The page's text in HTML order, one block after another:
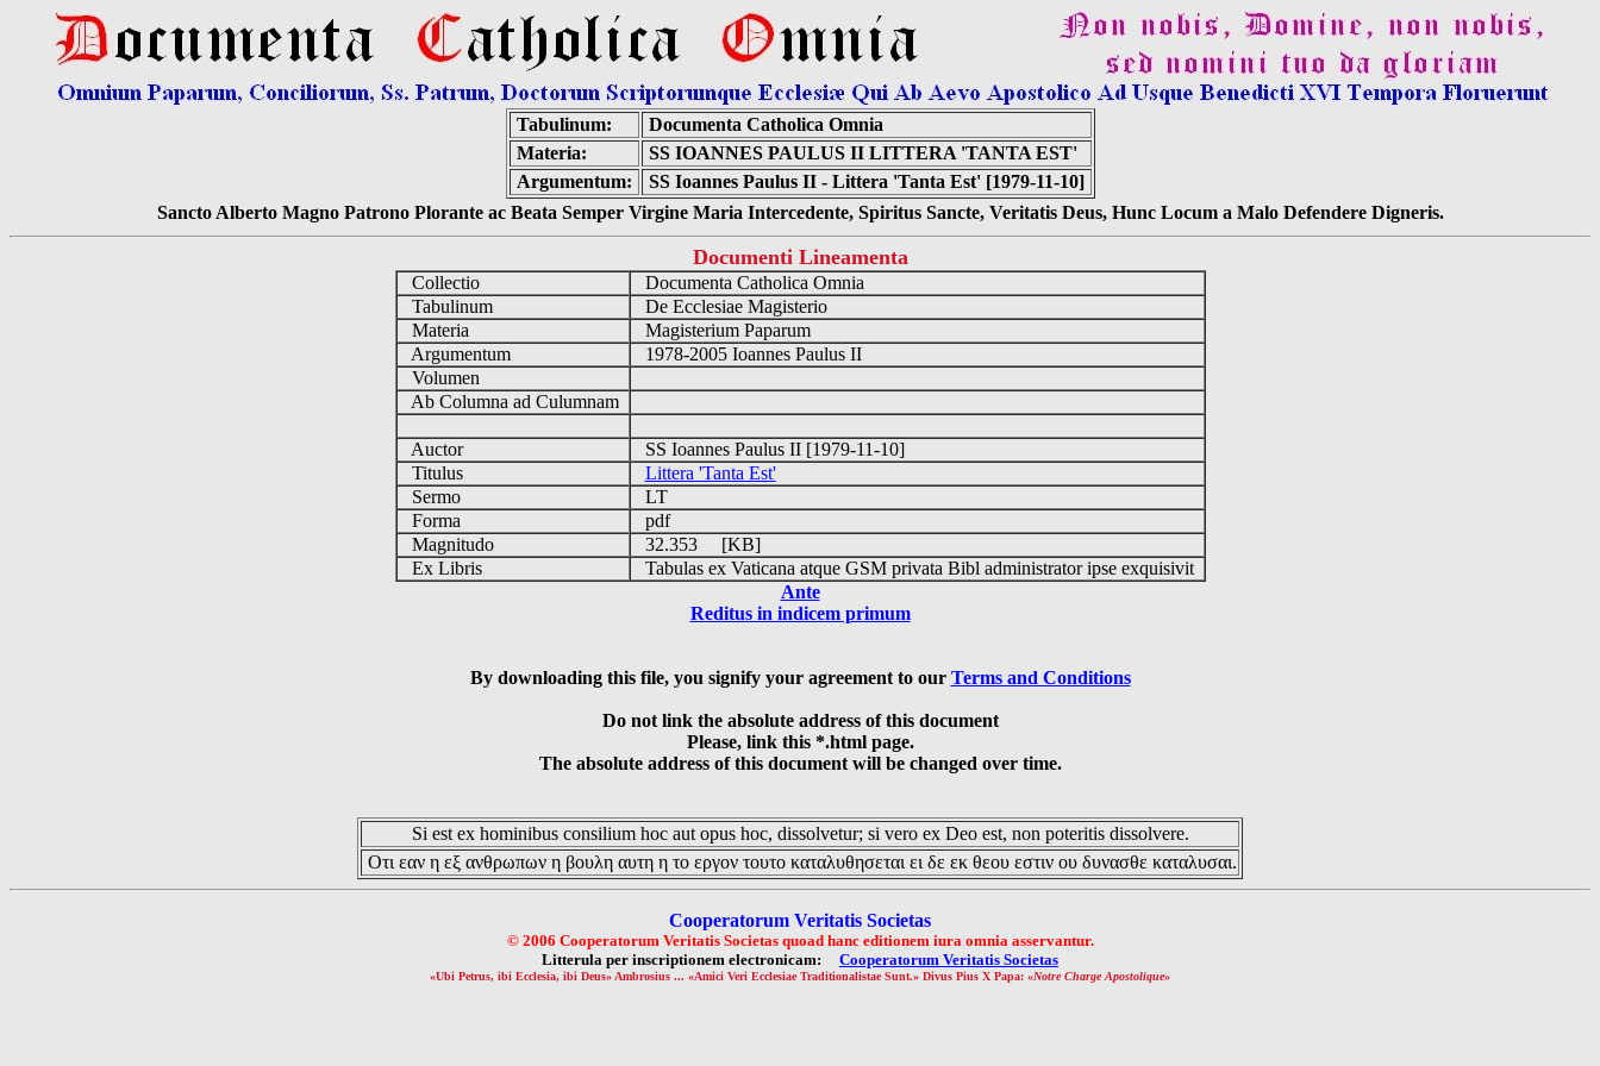
Tabulinum:
Documenta Catholica Omnia
Materia:
SS IOANNES PAULUS II LITTERA 'TANTA EST'
Argumentum:
SS Ioannes Paulus II - Littera 'Tanta Est' [1979-11-10]
Sancto Alberto Magno Patrono Plorante ac Beata Semper Virgine Maria Intercedente, Spiritus Sancte, Veritatis Deus, Hunc Locum a Malo Defendere Digneris.
Documenti Lineamenta
Collectio
Documenta Catholica Omnia
Tabulinum
De Ecclesiae Magisterio
Materia
Magisterium Paparum
Argumentum
1978-2005 Ioannes Paulus II
Volumen
Ab Columna ad Culumnam
Auctor
SS Ioannes Paulus II [1979-11-10]
Titulus
Littera 'Tanta Est'
Sermo
LT
Forma
pdf
Magnitudo
32.353 [KB]
Ex Libris
Tabulas ex Vaticana atque GSM privata Bibl administrator ipse exquisivit
Ante
Reditus in indicem primum
By downloading this file, you signify your agreement to our Terms and Conditions
Do not link the absolute address of this document
Please, link this *.html page.
The absolute address of this document will be changed over time.
Si est ex hominibus consilium hoc aut opus hoc, dissolvetur; si vero ex Deo est, non poteritis dissolvere.
Οτι εαν η εξ ανθρωπων η βουλη αυτη η το εργον τουτο καταλυθησεται ει δε εκ θεου εστιν ου δυνασθε καταλυσαι.
Cooperatorum Veritatis Societas
© 2006 Cooperatorum Veritatis Societas quoad hanc editionem iura omnia asservantur.
Litterula per inscriptionem electronicam: Cooperatorum Veritatis Societas
«Ubi Petrus, ibi Ecclesia, ibi Deus» Ambrosius ... «Amici Veri Ecclesiae Traditionalistae Sunt.» Divus Pius X Papa: «Notre Charge Apostolique»